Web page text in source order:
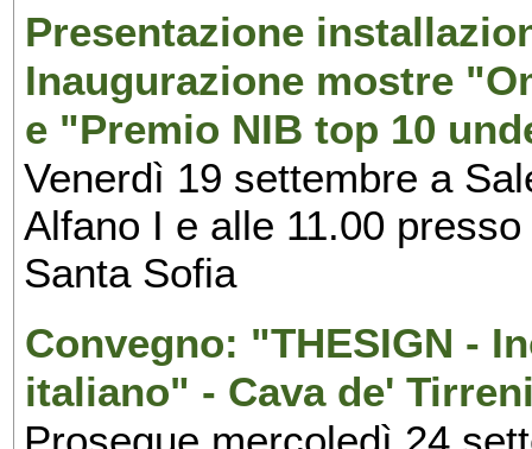
Presentazione
Inaugurazione mostre
e "Premio NIB top 10
Venerdì 19 settembre a
Alfano I e alle 11.00
Santa Sofia
Convegno: "THESIGN -
italiano" - Cava de'